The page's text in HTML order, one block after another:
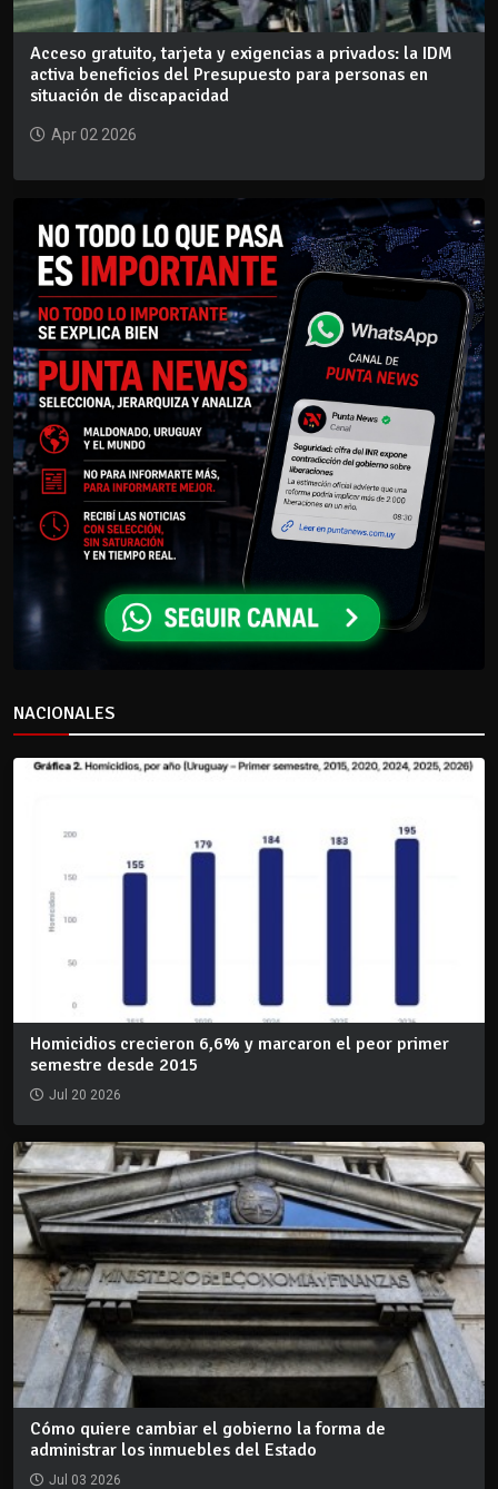
Acceso gratuito, tarjeta y exigencias a privados: la IDM
activa beneficios del Presupuesto para personas en
situación de discapacidad
Apr 02 2026
NACIONALES
Homicidios crecieron 6,6% y marcaron el peor primer
semestre desde 2015
Jul 20 2026
Cómo quiere cambiar el gobierno la forma de
administrar los inmuebles del Estado
Jul 03 2026